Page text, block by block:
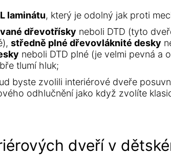
laminátu, který je odolný jak proti
dřevotřísky neboli DTD (tyto
středně plné dřevovláknité desky
neboli DTD plné (je velmi pevná
tlumí hluk;
byste zvolili interiérové dveře
odhlučnění jako když zvolíte
dveří v